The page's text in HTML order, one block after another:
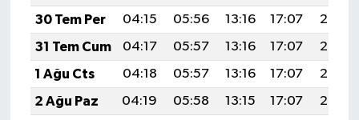
30 Tem Per
04:15 05:56 13:16 17:07
20:26
31 Tem Cum
04:17 05:57 13:16 17:07
20:25
1 Ağu Cts
04:18 05:57 13:16 17:07
20:24
2 Ağu Paz
04:19 05:58 13:15 17:07
20:23